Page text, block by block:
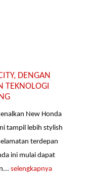
DENGAN
TEKNOLOGI
New Honda
tampil lebih stylish
terdepan
ini mulai dapat
selengkapnya